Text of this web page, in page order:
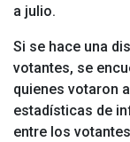
a julio.
Si se hace una
votantes, se
quienes votaron
estadísticas de
entre los